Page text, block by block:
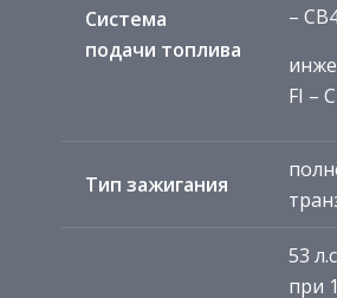
Система
подачи топлива
–
FI –
Тип зажигания
53
при